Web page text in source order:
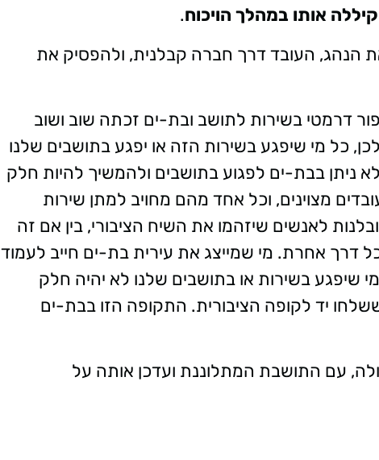
אותו במהלך הויכוח.
הנהג, העובד דרך חברה קבלנית, ולהפסיק את
דרמטי בשירות לתושב ובת-ים זכתה שוב ושוב
כל מי שיפגע בשירות הזה או יפגע בתושבים שלנו
ניתן בבת-ים לפגוע בתושבים ולהמשיך להיות חלק
מצוינים, וכל אחד מהם מחויב למתן שירות
לאנשים שיזהמו את השיח הציבורי, בין אם זה
דרך אחרת. מי שמייצג את עירית בת-ים חייב לעמוד
שיפגע בשירות או בתושבים שלנו לא יהיה חלק
יד לקופה הציבורית. התקופה הזו בבת-ים
עם התושבת המתלוננת ועדכן אותה על